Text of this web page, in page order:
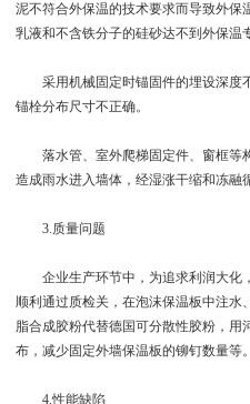
泥不符合外保温的技术要求而导致外保
乳液和不含铁分子的硅砂达不到外保温
采用机械固定时锚固件的埋设深度
锚栓分布尺寸不正确。
落水管、室外爬梯固定件、窗框等
造成雨水进入墙体，经湿涨干缩和冻融
3.质量问题
企业生产环节中，为追求利润大化
顺利通过质检关，在泡沫保温板中注水
脂合成胶粉代替德国可分散性胶粉，
布，减少固定外墙保温板的铆钉数量等。
4.性能缺陷